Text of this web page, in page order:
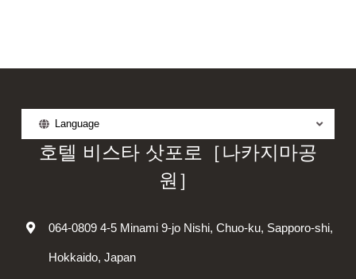
Language
호텔 비스타 삿포로［나카지마공
원］
064-0809 4-5 Minami 9-jo Nishi, Chuo-ku, Sapporo-shi,
Hokkaido, Japan